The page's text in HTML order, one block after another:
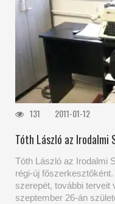
131 2011-01-12
Tóth László az Irodalmi
Tóth László az Irodalmi
régi-új
szerepét, további terveit
szeptember 26-án